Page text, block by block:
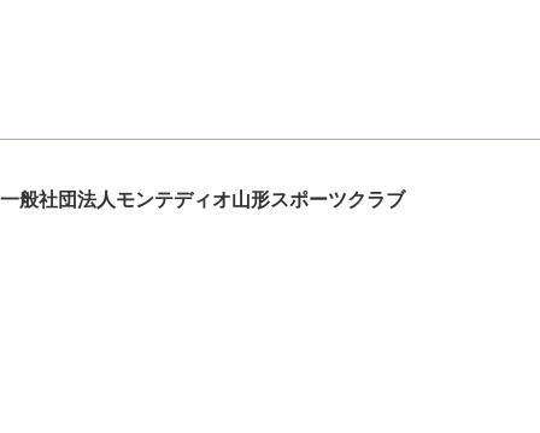
一般社団法人モンテディオ山形スポーツクラブ